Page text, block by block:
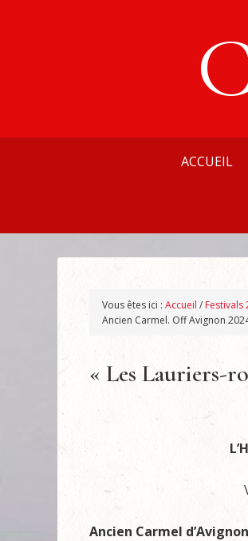
ACCUEIL
Vous êtes ici : Accueil / Festivals
Ancien Carmel. Off Avignon
« Les Lauriers-
Ancien Carmel